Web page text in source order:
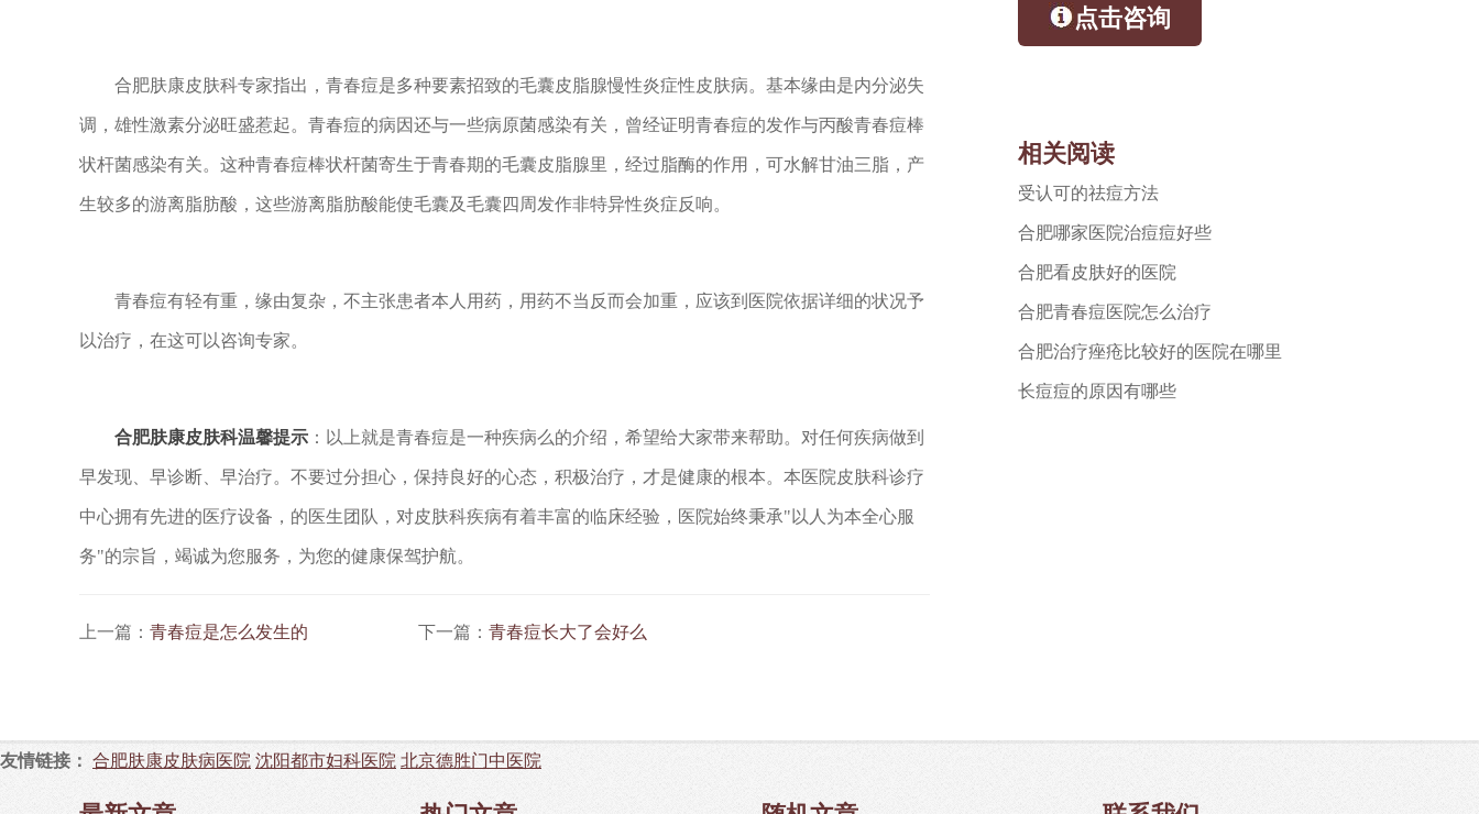
合肥肤康皮肤科专家指出，青春痘是多种要素招致的毛囊皮脂腺慢性炎症性皮肤病。基本缘由是内分泌失
调，雄性激素分泌旺盛惹起。青春痘的病因还与一些病原菌感染有关，曾经证明青春痘的发作与丙酸青春痘棒
状杆菌感染有关。这种青春痘棒状杆菌寄生于青春期的毛囊皮脂腺里，经过脂酶的作用，可水解甘油三脂，产
生较多的游离脂肪酸，这些游离脂肪酸能使毛囊及毛囊四周发作非特异性炎症反响。
青春痘有轻有重，缘由复杂，不主张患者本人用药，用药不当反而会加重，应该到医院依据详细的状况予
以治疗，在这可以咨询专家。
合肥肤康皮肤科温馨提示 ：以上就是青春痘是一种疾病么的介绍，希望给大家带来帮助。对任何疾病做到
早发现、早诊断、早治疗。不要过分担心，保持良好的心态，积极治疗，才是健康的根本。本医院皮肤科诊疗
中心拥有先进的医疗设备，的医生团队，对皮肤科疾病有着丰富的临床经验，医院始终秉承"以人为本全心服
务"的宗旨，竭诚为您服务，为您的健康保驾护航。
上一篇： 青春痘是怎么发生的 下一篇： 青春痘长大了会好么
点击咨询
相关阅读
受认可的祛痘方法
合肥哪家医院治痘痘好些
合肥看皮肤好的医院
合肥青春痘医院怎么治疗
合肥治疗痤疮比较好的医院在哪里
长痘痘的原因有哪些
友情链接： 合肥肤康皮肤病医院沈阳都市妇科医院北京德胜门中医院